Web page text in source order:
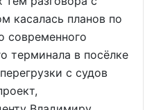
касалась планов по
современного
терминала в посёлке
с судов